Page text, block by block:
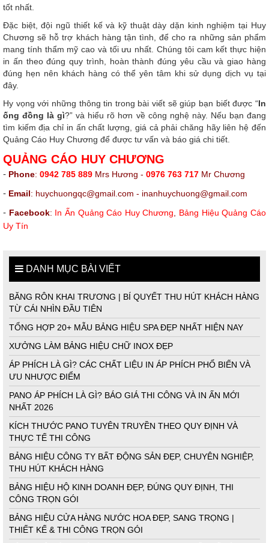
tốt nhất.
Đặc biệt, đội ngũ thiết kế và kỹ thuật dày dặn kinh nghiệm tại Huy
Chương sẽ hỗ trợ khách hàng tận tình, để cho ra những sản phẩm
mang tính thẩm mỹ cao và tối ưu nhất. Chúng tôi cam kết thực hiện
in ấn theo đúng quy trình, hoàn thành đúng yêu cầu và giao hàng
đúng hẹn nên khách hàng có thể yên tâm khi sử dụng dịch vụ tại
đây.
Hy vọng với những thông tin trong bài viết sẽ giúp bạn biết được “In
ống đồng là gì?” và hiểu rõ hơn về công nghệ này. Nếu bạn đang
tìm kiếm địa chỉ in ấn chất lượng, giá cả phải chăng hãy liên hệ đến
Quảng Cáo Huy Chương để được tư vấn và báo giá chi tiết.
QUẢNG CÁO HUY CHƯƠNG
- Phone: 0942 785 889 Mrs Hương - 0976 763 717 Mr Chương
- Email: huychuongqc@gmail.com - inanhuychuong@gmail.com
- Facebook: In Ấn Quảng Cáo Huy Chương, Bảng Hiệu Quảng Cáo
Uy Tín
DANH MỤC BÀI VIẾT
BĂNG RÔN KHAI TRƯƠNG | BÍ QUYẾT THU HÚT KHÁCH HÀNG
TỪ CÁI NHÌN ĐẦU TIÊN
TỔNG HỢP 20+ MẪU BẢNG HIỆU SPA ĐẸP NHẤT HIỆN NAY
XƯỞNG LÀM BẢNG HIỆU CHỮ INOX ĐẸP
ÁP PHÍCH LÀ GÌ? CÁC CHẤT LIỆU IN ÁP PHÍCH PHỔ BIẾN VÀ
ƯU NHƯỢC ĐIỂM
PANO ÁP PHÍCH LÀ GÌ? BÁO GIÁ THI CÔNG VÀ IN ẤN MỚI
NHẤT 2026
KÍCH THƯỚC PANO TUYÊN TRUYỀN THEO QUY ĐỊNH VÀ
THỰC TẾ THI CÔNG
BẢNG HIỆU CÔNG TY BẤT ĐỘNG SẢN ĐẸP, CHUYÊN NGHIỆP,
THU HÚT KHÁCH HÀNG
BẢNG HIỆU HỘ KINH DOANH ĐẸP, ĐÚNG QUY ĐỊNH, THI
CÔNG TRỌN GÓI
BẢNG HIỆU CỬA HÀNG NƯỚC HOA ĐẸP, SANG TRỌNG |
THIẾT KẾ & THI CÔNG TRỌN GÓI